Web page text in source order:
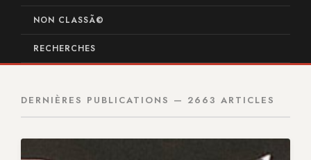
NON CLASSÃ©
RECHERCHES
DERNIÈRES PUBLICATIONS — 2663 ARTICLES